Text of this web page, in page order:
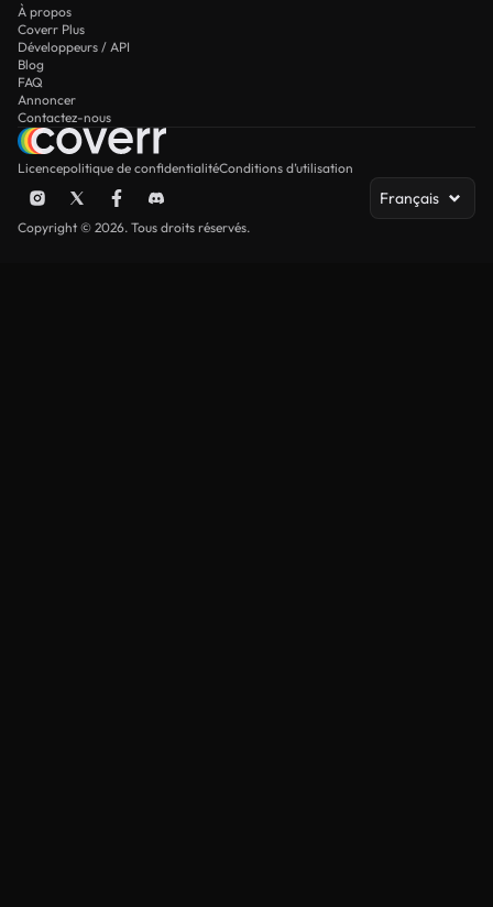
À propos
Coverr Plus
Développeurs / API
Blog
FAQ
Annoncer
Contactez-nous
Licencepolitique de confidentialitéConditions d’utilisation
Français
Copyright © 2026. Tous droits réservés.